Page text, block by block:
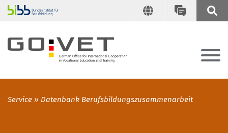
Service Datenbank Berufsbildungszusammenarbeit